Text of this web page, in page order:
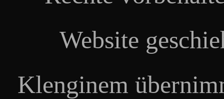
Website
Klenginem